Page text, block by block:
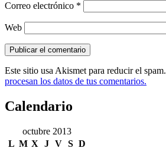
Correo electrónico *
Web
Este sitio usa Akismet para reducir el spam.
procesan los datos de tus comentarios.
Calendario
octubre 2013
L M X J V S D